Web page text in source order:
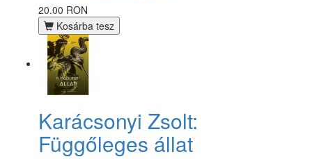
20.00 RON
Kosárba tesz
Karácsonyi Zsolt:
Függőleges állat